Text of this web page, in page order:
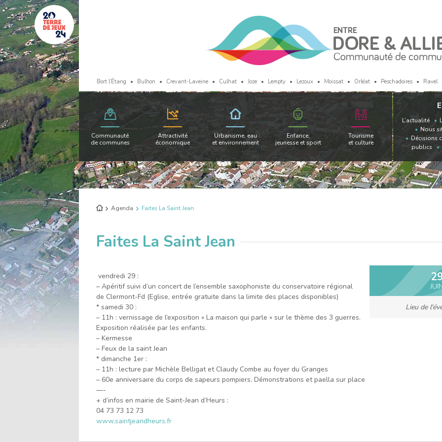
Bort l’Étang Bulhon Crevant-Laveine Culhat Joze Lempty Lezoux Moissat Orléat Peschadoires Ravel
Communauté
de communes
Attractivité
économique
Urbanisme, eau
et environnement
Enfance,
jeunesse et sport
Tourisme
et culture
L’actualité
Nous
Décisions
publics
Retour
Agenda Faites La Saint Jean
Faites La Saint Jean
Lieu de
vendredi 29 :
– Apéritif suivi d’un concert de l’ensemble saxophoniste du conservatoire régional
de Clermont-Fd (Eglise, entrée gratuite dans la limite des places disponibles)
* samedi 30 :
– 11h : vernissage de l’exposition « La maison qui parle » sur le thème des 3 guerres.
Exposition réalisée par les enfants.
– Kermesse
– Feux de la saint Jean
* dimanche 1er :
– 11h : lecture par Michèle Belligat et Claudy Combe au foyer du Granges
– 60e anniversaire du corps de sapeurs pompiers. Démonstrations et paella sur place
—-
+ d’infos en mairie de Saint-Jean d’Heurs :
04 73 73 12 73
www.saintjeandheurs.fr